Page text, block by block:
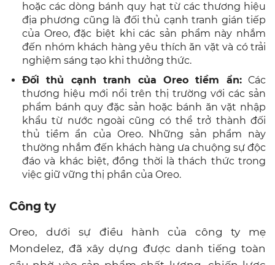
hoặc các dòng bánh quy hạt từ các thương hiệu
địa phương cũng là đối thủ cạnh tranh gián tiếp
của Oreo, đặc biệt khi các sản phẩm này nhắm
đến nhóm khách hàng yêu thích ăn vặt và có trải
nghiệm sáng tạo khi thưởng thức.
Đối thủ cạnh tranh của Oreo tiềm ẩn:Các
thương hiệu mới nổi trên thị trường với các sản
phẩm bánh quy đặc sản hoặc bánh ăn vặt nhập
khẩu từ nước ngoài cũng có thể trở thành đối
thủ tiềm ẩn của Oreo. Những sản phẩm này
thường nhắm đến khách hàng ưa chuộng sự độc
đáo và khác biệt, đồng thời là thách thức trong
việc giữ vững thị phần của Oreo.
Công ty
Oreo, dưới sự điều hành của công ty mẹ
Mondelez, đã xây dựng được danh tiếng toàn